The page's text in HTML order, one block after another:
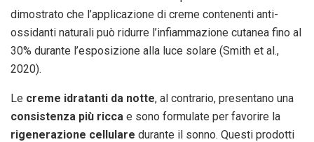
dimostrato che l’applicazione di creme contenenti anti-
ossidanti naturali può ridurre l’infiammazione cutanea fino al
30% durante l’esposizione alla luce solare (Smith et al.,
2020).
Le creme idratanti da notte, al contrario, presentano una
consistenza più ricca e sono formulate per favorire la
rigenerazione cellulare durante il sonno. Questi prodotti